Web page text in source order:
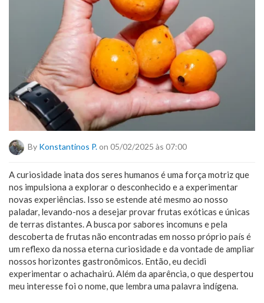
By Konstantinos P. on 05/02/2025 às 07:00
A curiosidade inata dos seres humanos é uma força motriz que
nos impulsiona a explorar o desconhecido e a experimentar
novas experiências. Isso se estende até mesmo ao nosso
paladar, levando-nos a desejar provar frutas exóticas e únicas
de terras distantes. A busca por sabores incomuns e pela
descoberta de frutas não encontradas em nosso próprio país é
um reflexo da nossa eterna curiosidade e da vontade de ampliar
nossos horizontes gastronômicos. Então, eu decidi
experimentar o achachairú. Além da aparência, o que despertou
meu interesse foi o nome, que lembra uma palavra indígena.